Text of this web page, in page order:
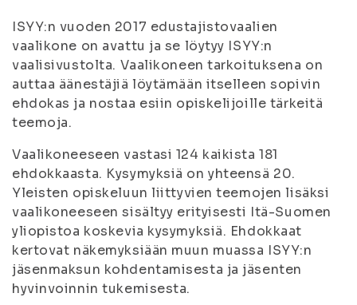
ISYY:n vuoden 2017 edustajistovaalien
vaalikone on avattu ja se löytyy ISYY:n
vaalisivustolta. Vaalikoneen tarkoituksena on
auttaa äänestäjiä löytämään itselleen sopivin
ehdokas ja nostaa esiin opiskelijoille tärkeitä
teemoja.
Vaalikoneeseen vastasi 124 kaikista 181
ehdokkaasta. Kysymyksiä on yhteensä 20.
Yleisten opiskeluun liittyvien teemojen lisäksi
vaalikoneeseen sisältyy erityisesti Itä-Suomen
yliopistoa koskevia kysymyksiä. Ehdokkaat
kertovat näkemyksiään muun muassa ISYY:n
jäsenmaksun kohdentamisesta ja jäsenten
hyvinvoinnin tukemisesta.